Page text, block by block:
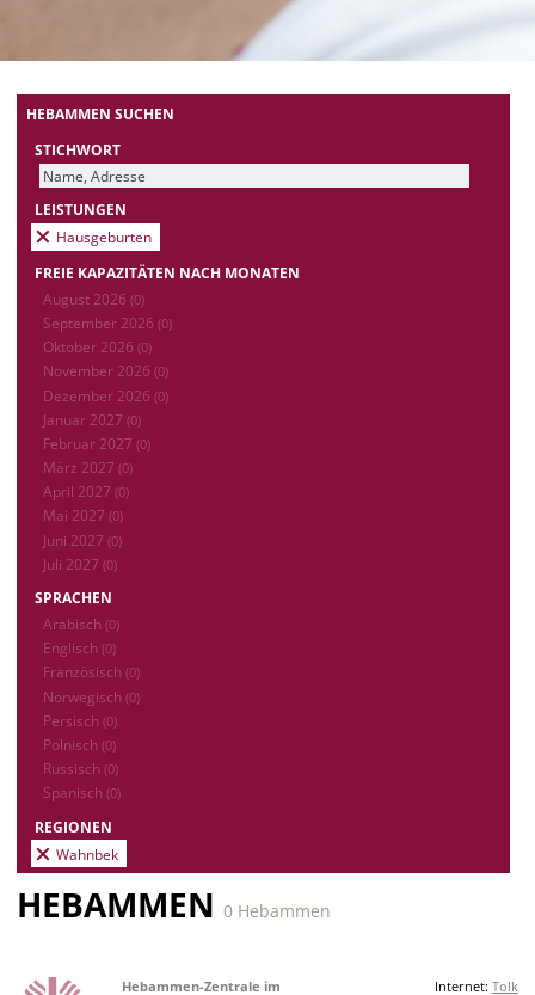
HEBAMMEN SUCHEN
STICHWORT
LEISTUNGEN
Hausgeburten
FREIE KAPAZITÄTEN NACH MONATEN
August 2026 (0)
September 2026 (0)
Oktober 2026 (0)
November 2026 (0)
Dezember 2026 (0)
Januar 2027 (0)
Februar 2027 (0)
März 2027 (0)
April 2027 (0)
Mai 2027 (0)
Juni 2027 (0)
Juli 2027 (0)
SPRACHEN
Arabisch (0)
Englisch (0)
Französisch (0)
Norwegisch (0)
Persisch (0)
Polnisch (0)
Russisch (0)
Spanisch (0)
REGIONEN
Wahnbek
HEBAMMEN 0 Hebammen
Internet: Tolk
Hebammen-Zentrale im